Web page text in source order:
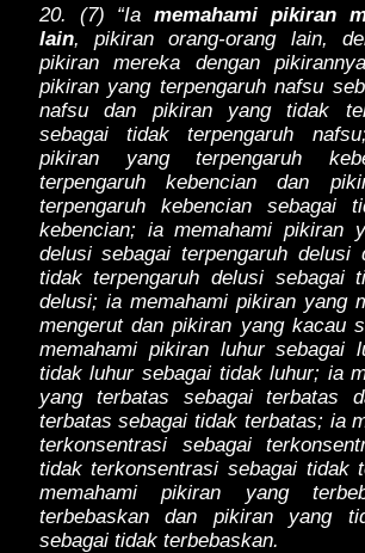
20. (7) “Iamemahami pikiran
lain, pikiran orang-orang lain,
pikiran mereka dengan
pikiran yang terpengaruh nafsu
nafsu dan pikiran yang tidak
sebagai tidak terpengaruh
pikiran yang terpengaruh
terpengaruh kebencian dan
terpengaruh kebencian sebagai
kebencian; ia memahami pikiran
delusi sebagai terpengaruh delusi
tidak terpengaruh delusi sebagai
delusi; ia memahami pikiran yang
mengerut dan pikiran yang kacau
memahami pikiran luhur sebagai
tidak luhur sebagai tidak luhur; ia
yang terbatas sebagai terbatas
terbatas sebagai tidak terbatas; ia
terkonsentrasi sebagai
tidak terkonsentrasi sebagai tidak
memahami pikiran yang
terbebaskan dan pikiran yang
sebagai tidak terbebaskan.